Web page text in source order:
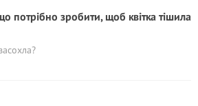
потрібно зробити, щоб квітка тішила